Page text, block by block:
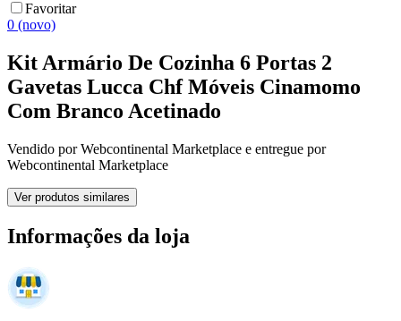
Favoritar
0 (novo)
Kit Armário De Cozinha 6 Portas 2
Gavetas Lucca Chf Móveis Cinamomo
Com Branco Acetinado
Vendido porWebcontinental Marketplace e entregue por
Webcontinental Marketplace
Ver produtos similares
Informações da loja